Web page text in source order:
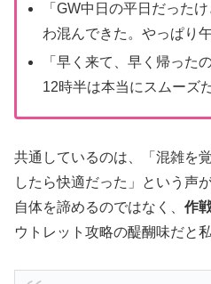
「GW中日の平日だった
わ混んできた。やっぱり
「早く来て、早く帰った
12時半は本当にスムーズ
共通しているのは、「混雑を
したら快適だった」という声
自体を諦めるのではなく、 作
ウトレット攻略の醍醐味だと